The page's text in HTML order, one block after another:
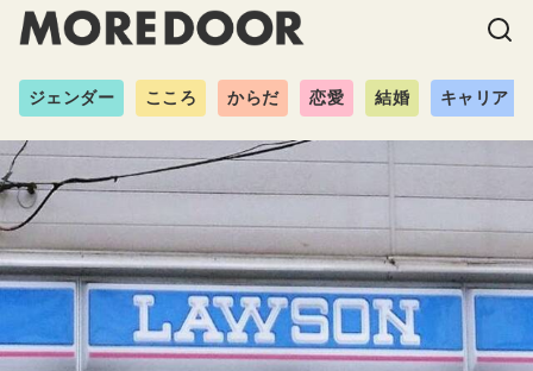
ジェンダー こころ からだ 恋愛 結婚 キャリア